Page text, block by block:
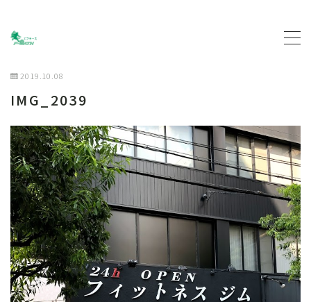
MENU
トップページ
プロフィール
主な活動について
契約企業について
お問い合わせ
ブログ
2019.10.08
IMG_2039